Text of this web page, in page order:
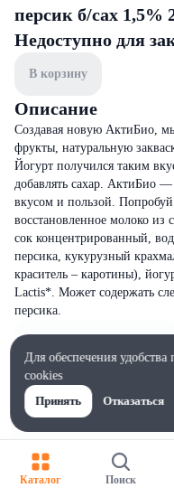
персик б/сах 1,5%
Недоступно для
В корзину
Описание
Создавая новую АктиБио,
фрукты, натуральную
Йогурт получился таким
добавлять сахар. АктиБио
вкусом и пользой.
восстановленное молоко из
сок концентрированный,
персика, кукурузный
краситель – каротины),
Lactis*. Может содержать
персика.
Каталог Поиск
Для обеспечения удобства
cookies
Принять
Отказаться